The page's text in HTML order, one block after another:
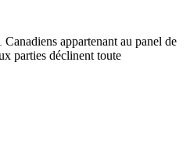
appartenant au panel de
parties déclinent toute